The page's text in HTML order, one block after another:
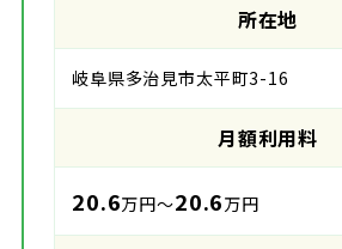
所在地
岐阜県多治見市太平町3-16
月額利用料
20.6万円～20.6万円